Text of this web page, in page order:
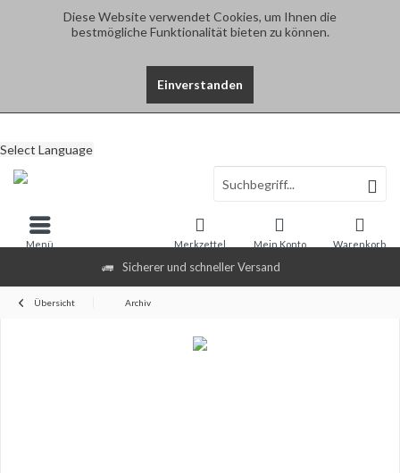
Diese Website verwendet Cookies, um Ihnen die
bestmögliche Funktionalität bieten zu können.
Einverstanden
Sicherer und schneller Versand
Select Language
Warenkorb
Merkzettel Mein Konto
Menü
Übersicht Archiv